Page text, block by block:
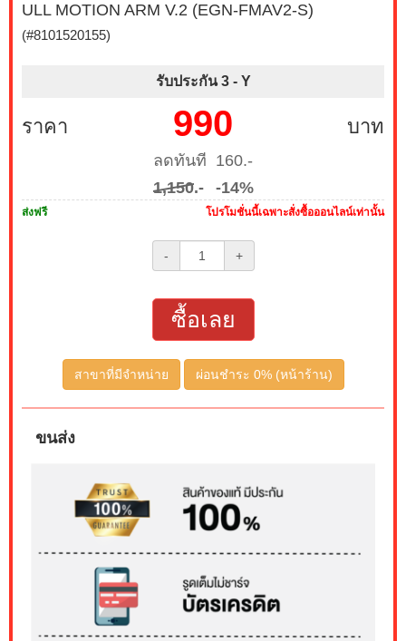
ULL MOTION ARM V.2 (EGN-FMAV2-S)
(#8101520155)
รับประกัน 3 - Y
ราคา บาท
990
ลดทันที 160.-
1,150.- -14%
ส่งฟรี โปรโมชั่นนี้เฉพาะสั่งซื้อออนไลน์เท่านั้น
- +
ซื้อเลย
สาขาที่มีจำหน่าย ผ่อนชำระ 0% (หน้าร้าน)
ขนส่ง